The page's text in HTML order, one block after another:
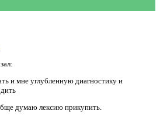
и мне углубленную диагностику и
думаю лексию прикупить.